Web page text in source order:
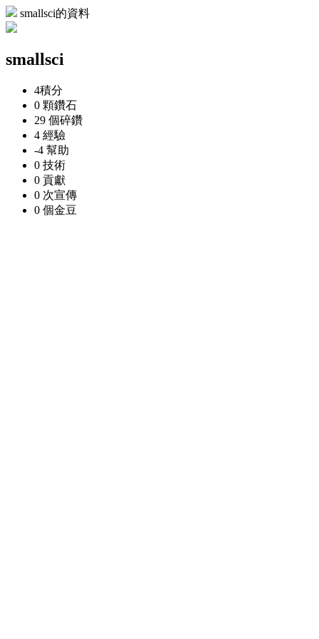
smallsci的資料
smallsci
4積分
0 顆鑽石
29 個碎鑽
4 經驗
-4 幫助
0 技術
0 貢獻
0 次宣傳
0 個金豆